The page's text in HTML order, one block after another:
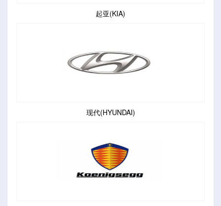
起亚(KIA)
现代(HYUNDAI)